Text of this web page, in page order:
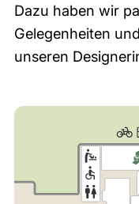
Dazu haben wir
Gelegenheiten
unseren